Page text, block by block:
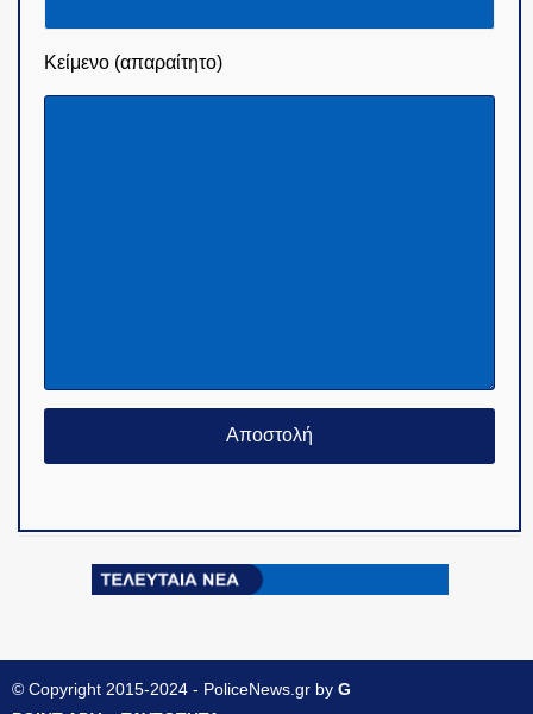
Κείμενο (απαραίτητο)
© Copyright 2015-2024 - PoliceNews.gr by G